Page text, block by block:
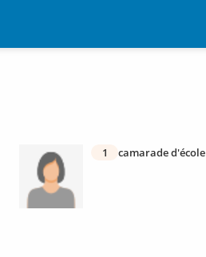
1 camarade d'école